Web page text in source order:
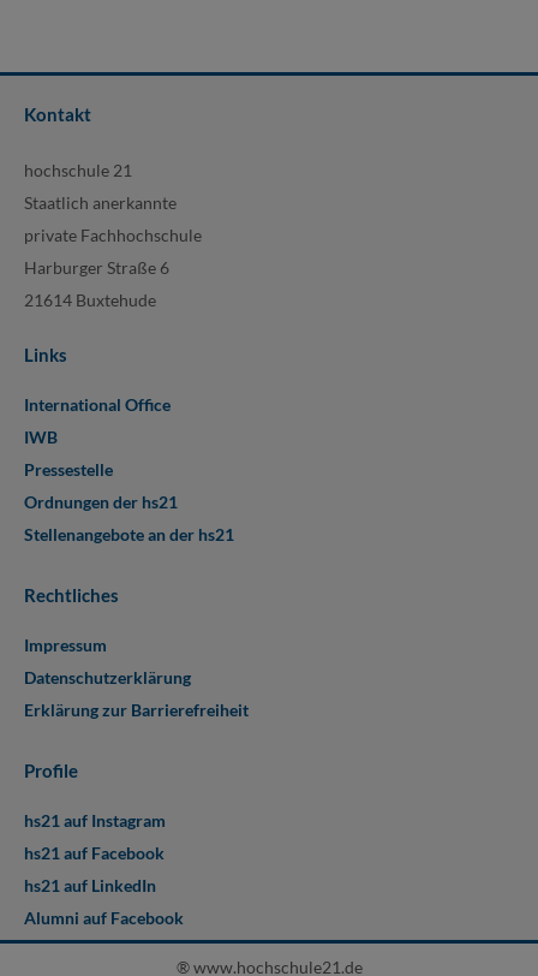
Kontakt
hochschule 21
Staatlich anerkannte
private Fachhochschule
Harburger Straße 6
21614 Buxtehude
Links
International Office
IWB
Pressestelle
Ordnungen der hs21
Stellenangebote an der hs21
Rechtliches
Impressum
Datenschutzerklärung
Erklärung zur Barrierefreiheit
Profile
hs21 auf Instagram
hs21 auf Facebook
hs21 auf LinkedIn
Alumni auf Facebook
® www.hochschule21.de